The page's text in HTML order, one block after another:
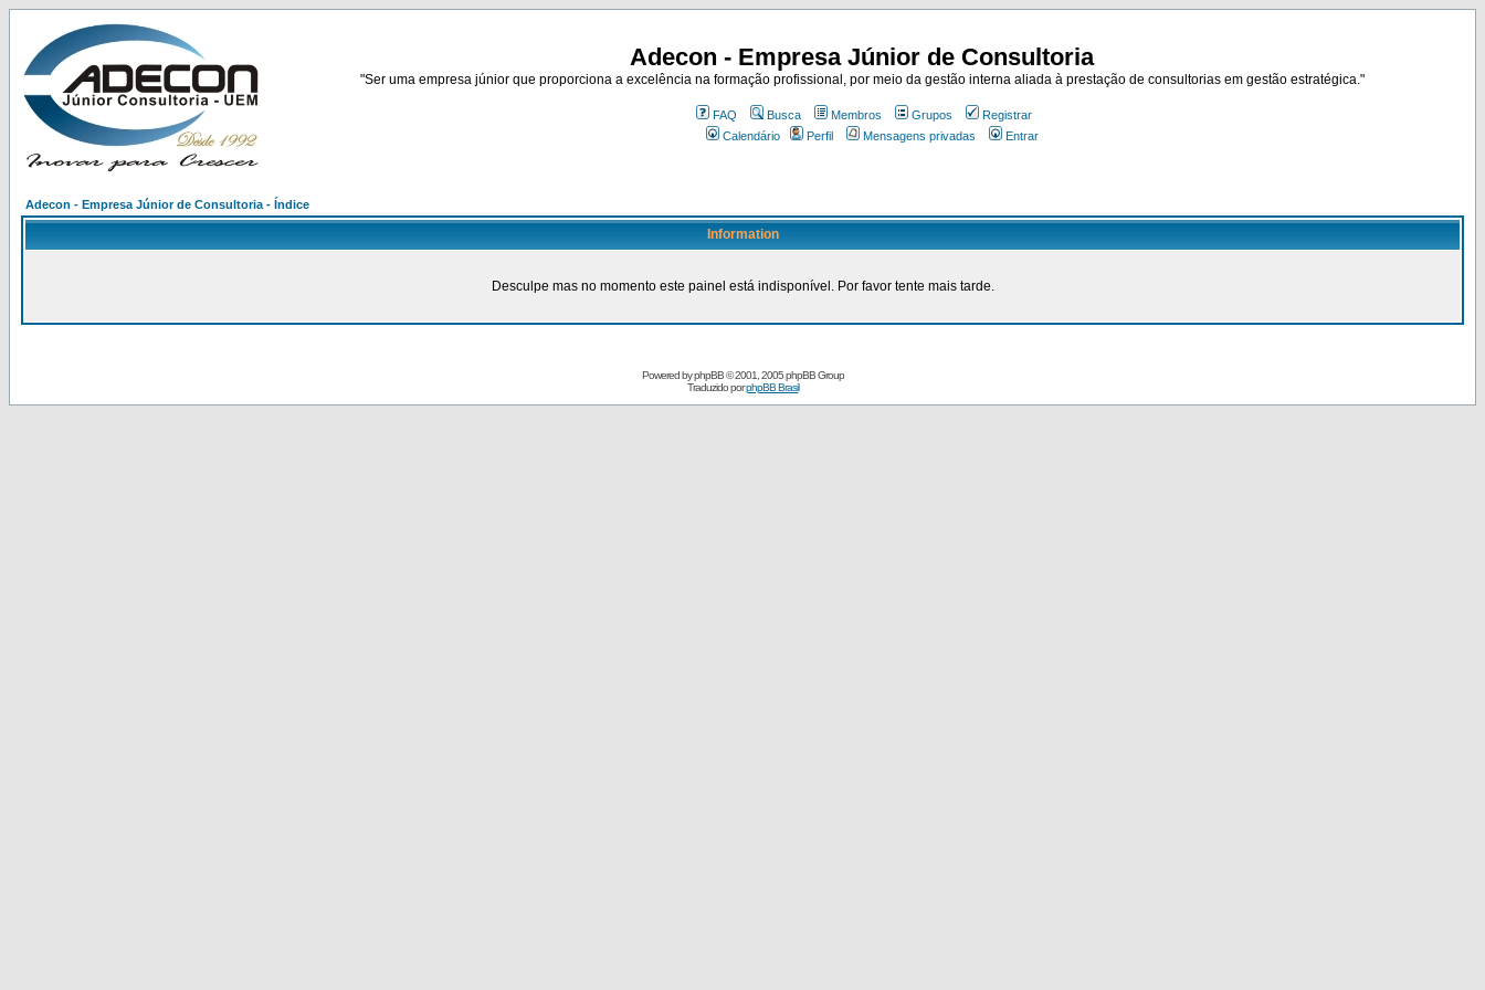
Adecon - Empresa Júnior de Consultoria
"Ser uma empresa júnior que proporciona a excelência na formação profissional, por meio da gestão interna aliada à prestação de consultorias em gestão estratégica."
FAQ Busca Membros Grupos
Registrar
Calendário
Perfil Mensagens privadas Entrar
Adecon - Empresa Júnior de Consultoria - Índice
Information
Desculpe mas no momento este painel está indisponível. Por favor tente mais tarde.
Powered byphpBB© 2001, 2005 phpBB Group
Traduzido porphpBB Brasil